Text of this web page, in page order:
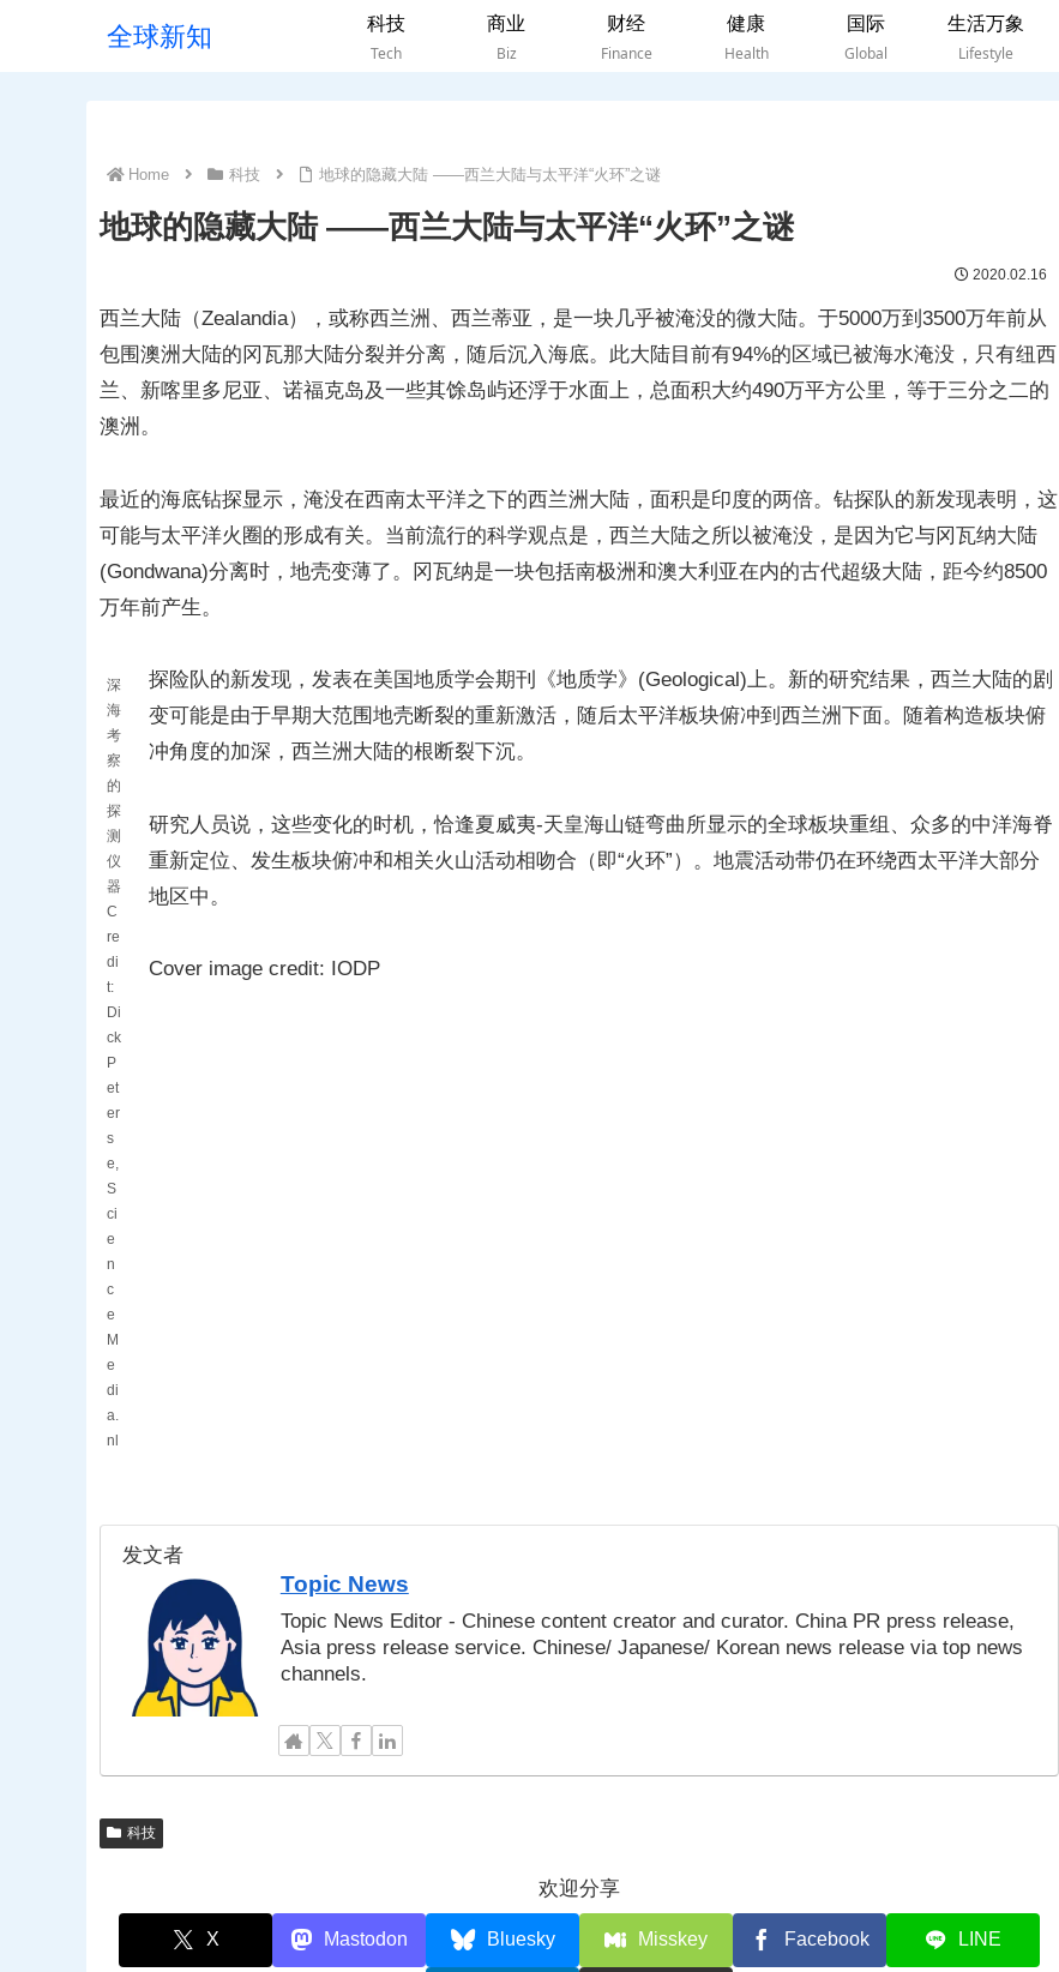
全球新知
科技
Tech
商业
Biz
财经
Finance
健康
Health
国际
Global
生活万象
Lifestyle
Home 科技 地球的隐藏大陆 ——西兰大陆与太平洋“火环”之谜
地球的隐藏大陆 ——西兰大陆与太平洋“火环”之谜
2020.02.16
西兰大陆（Zealandia），或称西兰洲、西兰蒂亚，是一块几乎被淹没的微大陆。于5000万到3500万年前从
包围澳洲大陆的冈瓦那大陆分裂并分离，随后沉入海底。此大陆目前有94%的区域已被海水淹没，只有纽西
兰、新喀里多尼亚、诺福克岛及一些其馀岛屿还浮于水面上，总面积大约490万平方公里，等于三分之二的
澳洲。
最近的海底钻探显示，淹没在西南太平洋之下的西兰洲大陆，面积是印度的两倍。钻探队的新发现表明，这
可能与太平洋火圈的形成有关。当前流行的科学观点是，西兰大陆之所以被淹没，是因为它与冈瓦纳大陆
(Gondwana)分离时，地壳变薄了。冈瓦纳是一块包括南极洲和澳大利亚在内的古代超级大陆，距今约8500
万年前产生。
深
海
考
察
的
探
测
仪
器
C
re
di
t:
Di
ck
P
et
er
s
e,
S
ci
e
n
c
e
M
e
di
a.
nl
探险队的新发现，发表在美国地质学会期刊《地质学》(Geological)上。新的研究结果，西兰大陆的剧
变可能是由于早期大范围地壳断裂的重新激活，随后太平洋板块俯冲到西兰洲下面。随着构造板块俯
冲角度的加深，西兰洲大陆的根断裂下沉。
研究人员说，这些变化的时机，恰逢夏威夷-天皇海山链弯曲所显示的全球板块重组、众多的中洋海脊
重新定位、发生板块俯冲和相关火山活动相吻合（即“火环”）。地震活动带仍在环绕西太平洋大部分
地区中。
Cover image credit: IODP
发文者
Topic News
Topic News Editor - Chinese content creator and curator. China PR press release,
Asia press release service. Chinese/ Japanese/ Korean news release via top news
channels.
科技
欢迎分享
X Mastodon Bluesky Misskey Facebook LINE